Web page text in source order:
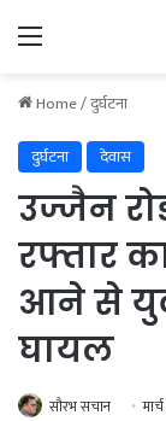
Menu
Home/दुर्घटना
दुर्घटना
देवास
उज्जैन
रफ्तार
आने से
घायल
सौरभ सचान